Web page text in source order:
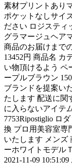
素材プリントあり
ポケットなしサイ
ださい ロジスティ
グラマージュヘア
商品のお届けまで
13452円 商品名 カ
い物頂けるよう ペ
ープルブラウン
ブランドを提案い
たします 配送に関
に入らないアイテ
7753Ripostiglio ロ
換 プロ用美容室専
いたします メンズ
ーホワイトモデル
2021-11-09